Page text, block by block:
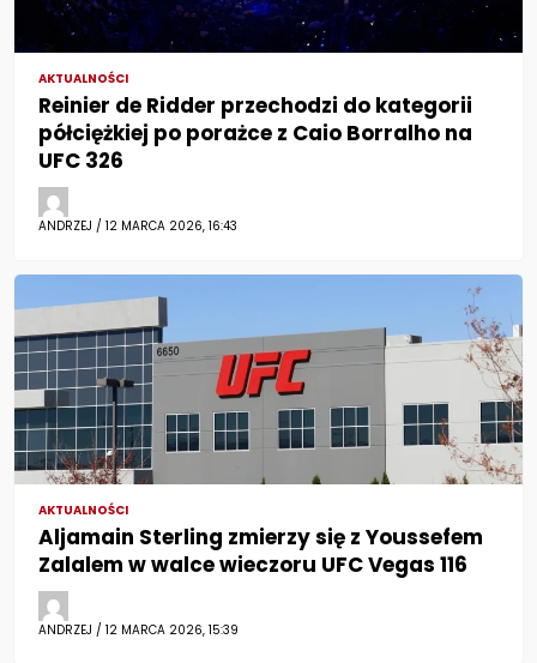
AKTUALNOŚCI
Reinier de Ridder przechodzi do kategorii
półciężkiej po porażce z Caio Borralho na
UFC 326
ANDRZEJ / 12 MARCA 2026, 16:43
AKTUALNOŚCI
Aljamain Sterling zmierzy się z Youssefem
Zalalem w walce wieczoru UFC Vegas 116
ANDRZEJ / 12 MARCA 2026, 15:39